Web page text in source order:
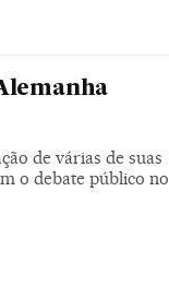
de várias de suas
o debate público no